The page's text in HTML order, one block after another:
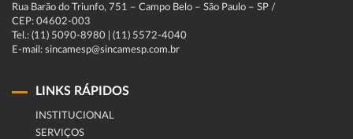
Rua Barão do Triunfo, 751 – Campo Belo – São Paulo – SP /
CEP: 04602-003
Tel.: (11) 5090-8980 | (11) 5572-4040
E-mail: sincamesp@sincamesp.com.br
LINKS RÁPIDOS
INSTITUCIONAL
SERVIÇOS